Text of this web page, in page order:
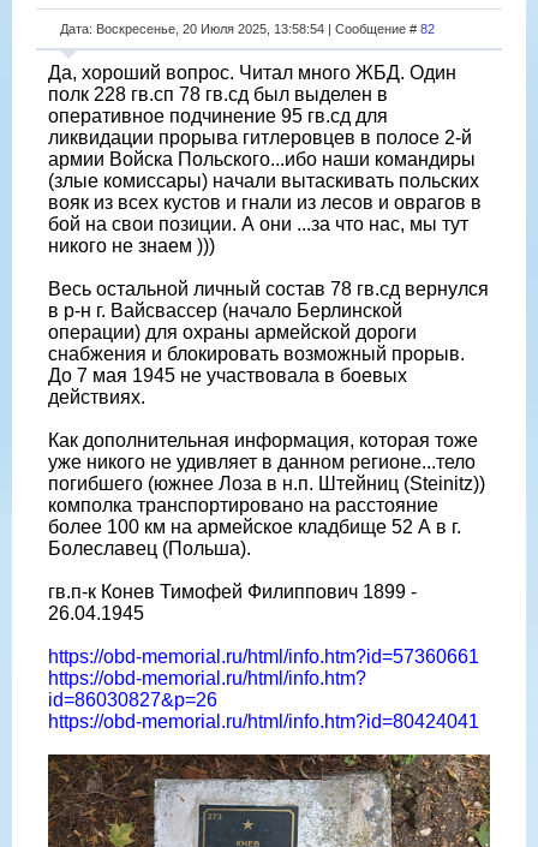
Дата: Воскресенье, 20 Июля 2025, 13:58:54 | Сообщение # 82
Да, хороший вопрос. Читал много ЖБД. Один
полк 228 гв.сп 78 гв.сд был выделен в
оперативное подчинение 95 гв.сд для
ликвидации прорыва гитлеровцев в полосе 2-й
армии Войска Польского...ибо наши командиры
(злые комиссары) начали вытаскивать польских
вояк из всех кустов и гнали из лесов и оврагов в
бой на свои позиции. А они ...за что нас, мы тут
никого не знаем )))
Весь остальной личный состав 78 гв.сд вернулся
в р-н г. Вайсвассер (начало Берлинской
операции) для охраны армейской дороги
снабжения и блокировать возможный прорыв.
До 7 мая 1945 не участвовала в боевых
действиях.
Как дополнительная информация, которая тоже
уже никого не удивляет в данном регионе...тело
погибшего (южнее Лоза в н.п. Штейниц (Steinitz))
комполка транспортировано на расстояние
более 100 км на армейское кладбище 52 А в г.
Болеславец (Польша).
гв.п-к Конев Тимофей Филиппович 1899 -
26.04.1945
https://obd-memorial.ru/html/info.htm?id=57360661
https://obd-memorial.ru/html/info.htm?
id=86030827&p=26
https://obd-memorial.ru/html/info.htm?id=80424041